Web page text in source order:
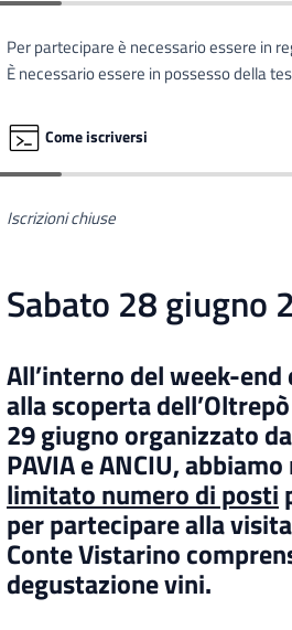
Per partecipare è necessario essere in
È necessario essere in possesso della
Come iscriversi
Iscrizioni chiuse
Sabato 28 giugno
All’interno del week-
alla scoperta
29 giugno organizzato da
PAVIA e ANCIU,
limitato numero di posti
per partecipare alla
Conte Vistarino
degustazione vini.